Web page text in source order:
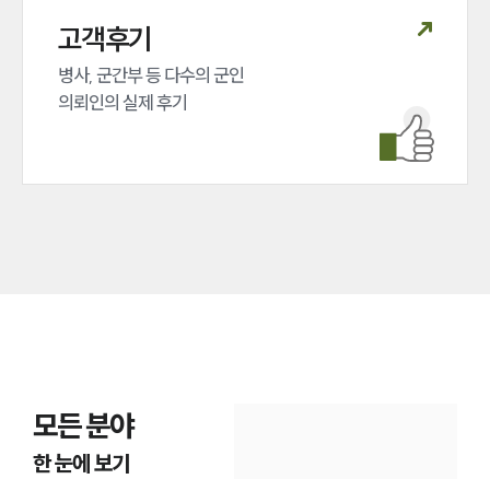
고객후기
병사, 군간부 등 다수의 군인
의뢰인의 실제 후기
모든 분야
한 눈에 보기